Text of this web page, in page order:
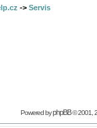
-> Servis
Powered byphpBB© 2001,